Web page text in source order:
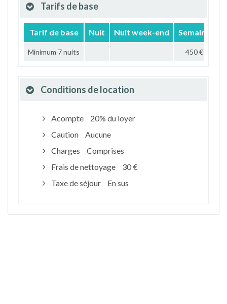
Tarifs de base
Tarif de base Nuit Nuit week-end Semaine
Minimum 7 nuits 450 €
Conditions de location
Acompte
20% du loyer
Caution
Aucune
Charges
Comprises
Frais de nettoyage
30 €
Taxe de séjour
En sus